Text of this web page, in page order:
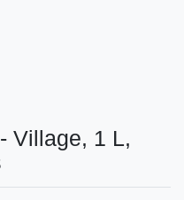
Village, 1 L,